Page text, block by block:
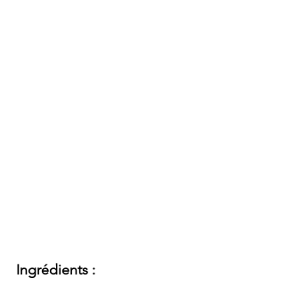
Ingrédients :